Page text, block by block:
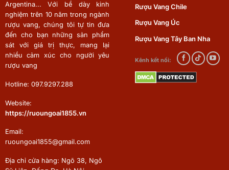
Argentina... Với bề dày kinh
nghiệm trên 10 năm trong ngành
rượu vang, chúng tôi tự tin đưa
đến cho bạn những sản phẩm
sát với giá trị thực, mang lại
nhiều cảm xúc cho người yêu
rượu vang
Hotline: 097.9297.288
Website:
https://ruoungoai1855.vn
Email:
ruoungoai1855@gmail.com
Địa chỉ cửa hàng: Ngõ 38, Ngô
Rượu Vang Chile
Rượu Vang Úc
Rượu Vang Tây Ban Nha
Kênh kết nối: